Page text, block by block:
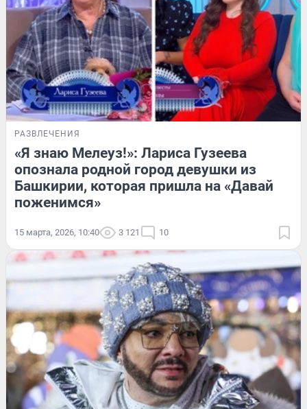
РАЗВЛЕЧЕНИЯ
«Я знаю Мелеуз!»: Лариса Гузеева
опознала родной город девушки из
Башкирии, которая пришла на «Давай
поженимся»
15 марта, 2026, 10:40 3 121 10